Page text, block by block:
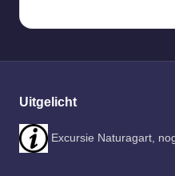
Uitgelicht
Excursie Naturagart,